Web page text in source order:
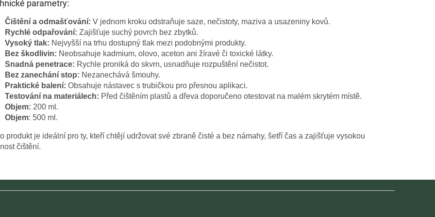
parametry:
Čištění a odmašťování: V jednom kroku odstraňuje saze, nečistoty, maziva a usazeniny kovů.
Rychlé odpařování: Zajišťuje suchý povrch bez zbytků.
Vysoký tlak: Nejvyšší na trhu dostupný tlak mezi podobnými produkty.
Bez škodlivin: Neobsahuje kadmium, olovo, aceton ani žíravé či toxické látky.
Snadná penetrace: Rychle proniká do skvrn, usnadňuje rozpuštění nečistot.
Bez zanechání stop: Nezanechává šmouhy.
Praktické balení: Obsahuje nástavec s trubičkou pro přesnou aplikaci.
Testování na materiálech: Před čištěním plastů a dřeva doporučeno otestovat na malém skrytém místě.
Objem: 200 ml.
Objem: 500 ml.
produkt je ideální pro ty, kteří chtějí udržovat své zbraně čisté a bez námahy, šetří čas a zajišťuje vysokou
čištění.